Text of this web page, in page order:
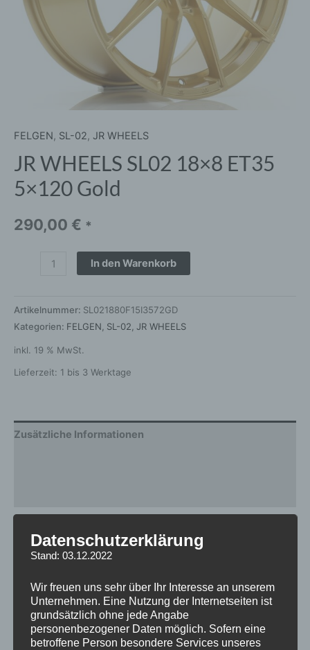
FELGEN, SL-02, JR WHEELS
JR WHEELS SL02 18×8 ET35
5×120 Gold
290,00 € *
In den Warenkorb
Artikelnummer: SL021880F15I3572GD
Kategorien: FELGEN SL-02 JR WHEELS
inkl. 19 % MwSt.
Lieferzeit: 1 bis 3 Werktage
Zusätzliche Informationen
Breite
Design SL-02
Durchmesser 18
ET 35
Datenschutzerklärung
Stand: 03.12.2022
Wir freuen uns sehr über Ihr Interesse an unserem
Unternehmen. Eine Nutzung der Internetseiten ist
grundsätzlich ohne jede Angabe
personenbezogener Daten möglich. Sofern eine
betroffene Person besondere Services unseres